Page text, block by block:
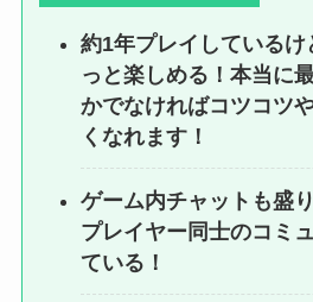
約1年プレイしている
っと楽しめる！本当に
かでなければコツコツ
くなれます！
ゲーム内チャットも盛
プレイヤー同士のコミ
ている！